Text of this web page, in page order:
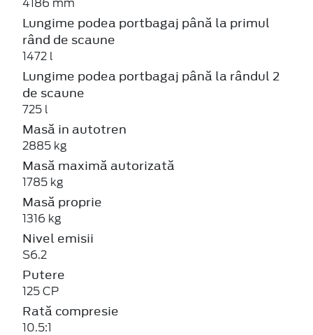
4186 mm
Lungime podea portbagaj până la primul
rând de scaune
1472 l
Lungime podea portbagaj până la rândul 2
de scaune
725 l
Masă in autotren
2885 kg
Masă maximă autorizată
1785 kg
Masă proprie
1316 kg
Nivel emisii
S6.2
Putere
125 CP
Rată compresie
10.5:1